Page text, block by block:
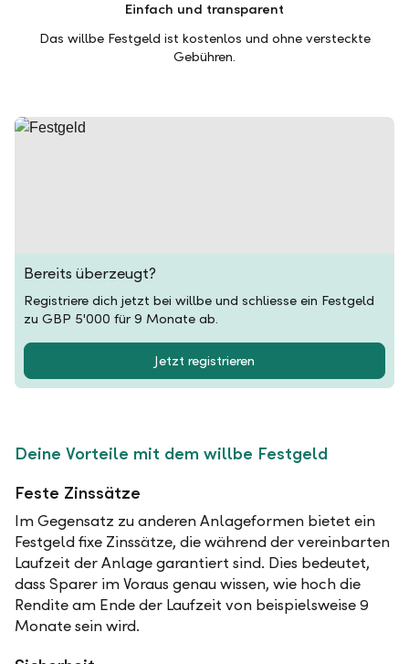
Einfach und transparent
Das willbe Festgeld ist kostenlos und ohne versteckte
Gebühren.
Bereits überzeugt?
Registriere dich jetzt bei willbe und schliesse ein Festgeld
zu GBP 5'000 für 9 Monate ab.
Jetzt registrieren
Deine Vorteile mit dem willbe Festgeld
Feste Zinssätze
Im Gegensatz zu anderen Anlageformen bietet ein
Festgeld fixe Zinssätze, die während der vereinbarten
Laufzeit der Anlage garantiert sind. Dies bedeutet,
dass Sparer im Voraus genau wissen, wie hoch die
Rendite am Ende der Laufzeit von beispielsweise 9
Monate sein wird.